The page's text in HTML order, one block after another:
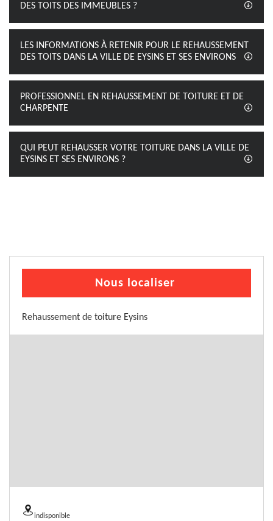
DES TOITS DES IMMEUBLES ?
LES INFORMATIONS À RETENIR POUR LE REHAUSSEMENT
DES TOITS DANS LA VILLE DE EYSINS ET SES ENVIRONS
PROFESSIONNEL EN REHAUSSEMENT DE TOITURE ET DE
CHARPENTE
QUI PEUT REHAUSSER VOTRE TOITURE DANS LA VILLE DE
EYSINS ET SES ENVIRONS ?
Nous localiser
Rehaussement de toiture Eysins
indisponible